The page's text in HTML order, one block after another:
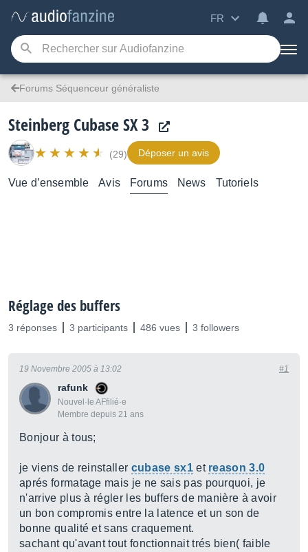
FR
Forums Séquenceur généraliste
Steinberg Cubase SX 3
(29) Déposer un avis
Vue d’ensemble Avis Forums News Tutoriels
Réglage des buffers
3 réponses 3 participants 486 vues 3 followers
rafunk
Nouvel·le AFfilié·e
Membre depuis 21 ans
19 Novembre 2005 à 13:02 #1
Bonjour à tous;
je viens de reinstaller cubase sx1et reason 3.0
aprés formatage mais je ne sais pas pourquoi, je
n'arrive plus à régler les buffers de manière à avoir
un bon compromis entre la latence et un son de
bonne qualité et sans craquement.
sachant qu'avant tout fonctionnait trés bien( faible